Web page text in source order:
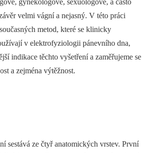
velmi vágní a nejasný. V této práci
metod, které se klinicky
v elektrofyziologii pánevního dna,
indikace těchto vyšetření a zaměřujeme se
a zejména výtěžnost.
sestává ze čtyř anatomických vrstev. První